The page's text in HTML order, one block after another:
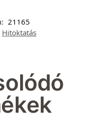
21165
Hitoktatás